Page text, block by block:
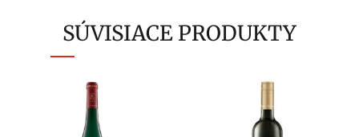
SÚVISIACE PRODUKTY